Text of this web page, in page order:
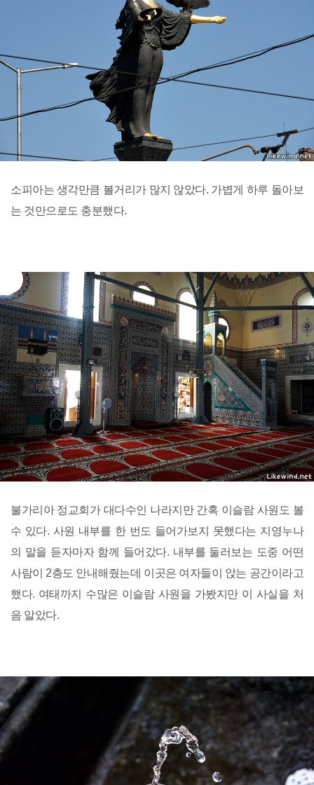
소피아는 생각만큼 볼거리가 많지 않았다. 가볍게 하루 돌아보
는 것만으로도 충분했다.
불가리아 정교회가 대다수인 나라지만 간혹 이슬람 사원도 볼
수 있다. 사원 내부를 한 번도 들어가보지 못했다는 지영누나
의 말을 듣자마자 함께 들어갔다. 내부를 둘러보는 도중 어떤
사람이 2층도 안내해줬는데 이곳은 여자들이 앉는 공간이라고
했다. 여태까지 수많은 이슬람 사원을 가봤지만 이 사실을 처
음 알았다.